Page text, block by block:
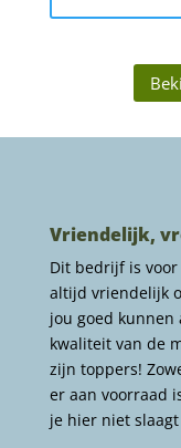
Vriendelijk,
Dit bedrijf is
altijd vriendelijk
jou goed kunnen
kwaliteit van de
zijn toppers!
er aan voorraad
je hier niet